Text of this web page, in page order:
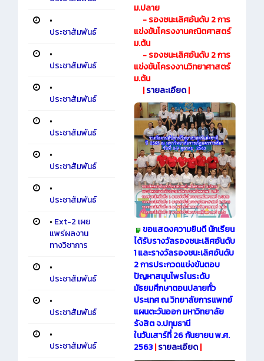
•
ประชาสัมพันธ์
•
ประชาสัมพันธ์
•
ประชาสัมพันธ์
•
ประชาสัมพันธ์
•
ประชาสัมพันธ์
•
ประชาสัมพันธ์
• Ext-2 เผย
แพร่ผลงาน
ทางวิชาการ
•
ประชาสัมพันธ์
•
ประชาสัมพันธ์
•
ประชาสัมพันธ์
ม.ปลาย
- รองชนะเลิศอันดับ 2 การ
แข่งขันโครงงานคณิตศาสตร์
ม.ต้น
- รองชนะเลิศอันดับ 2 การ
แข่งขันโครงงานวิทยาศาสตร์
ม.ต้น
|รายละเอียด|
ขอแสดงความยินดี นักเรียน
ได้รับรางวัลรองชนะเลิศอันดับ
1 และรางวัลรองชนะเลิศอันดับ
2 การประกวดแข่งขันตอบ
ปัญหาสมุนไพรในระดับ
มัธยมศึกษาตอนปลายทั่ว
ประเทศ ณ วิทยาลัยการแพทย์
แผนตะวันออก มหาวิทยาลัย
รังสิต จ.ปทุมธานี
ในวันเสาร์ที่ 26 กันยายน พ.ศ.
2563|รายละเอียด|